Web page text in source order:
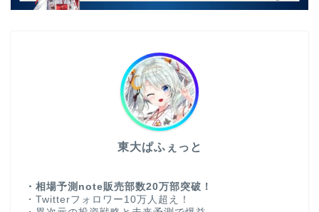
東大ぱふぇっと
・相場予測note販売部数20万部突破！
・Twitterフォロワー10万人超え！